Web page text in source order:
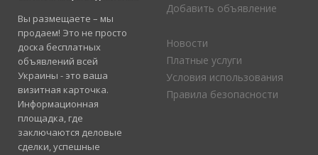
Вы размещаете – мы
продаем! Это не просто
доска бесплатных
объявлений всей
Украины - это ваша
визитная карточка.
Информационная
площадка, где
заключаются деловые
сделки, успешные
Добавить объявление
Новости
Платные услуги
Условия использования
Правила безопасности